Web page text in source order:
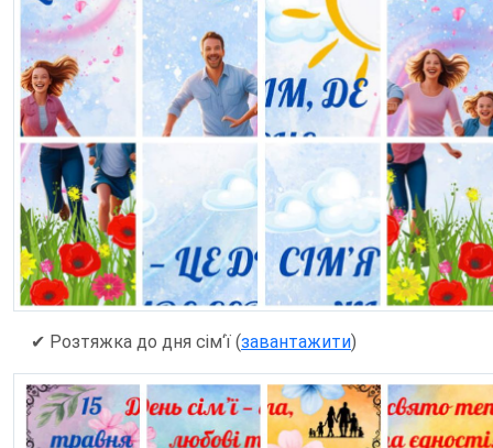
✔ Розтяжка до дня сім‘ї (завантажити)